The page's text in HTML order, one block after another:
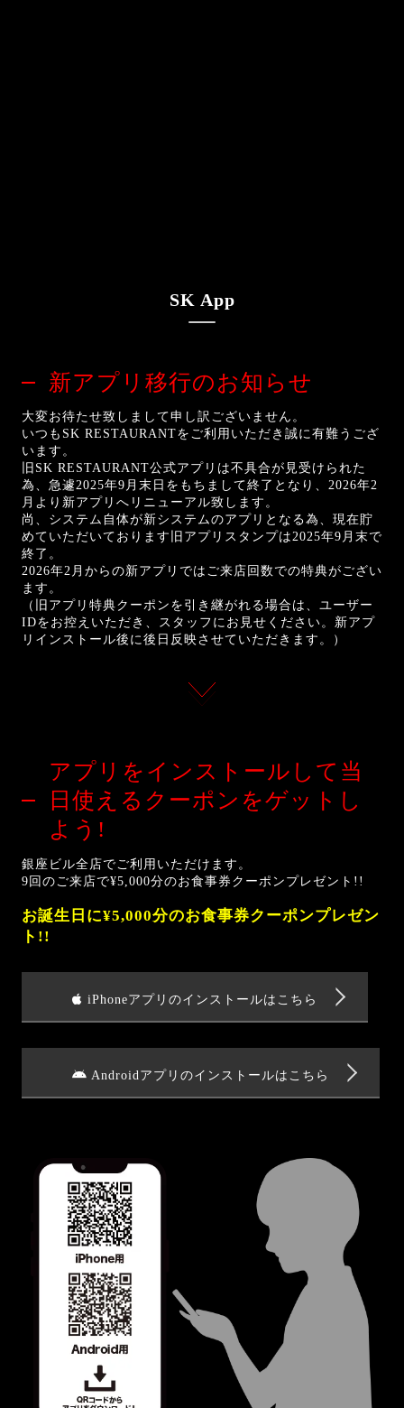
SK App
新アプリ移行のお知らせ
大変お待たせ致しまして申し訳ございません。
いつもSK RESTAURANTをご利用いただき誠に有難うござ
います。
旧SK RESTAURANT公式アプリは不具合が見受けられた
為、急遽2025年9月末日をもちまして終了となり、2026年2
月より新アプリへリニューアル致します。
尚、システム自体が新システムのアプリとなる為、現在貯
めていただいております旧アプリスタンプは2025年9月末で
終了。
2026年2月からの新アプリではご来店回数での特典がござい
ます。
（旧アプリ特典クーポンを引き継がれる場合は、ユーザー
IDをお控えいただき、スタッフにお見せください。新アプ
リインストール後に後日反映させていただきます。）
アプリをインストールして 当
日使えるクーポンをゲットし
よう!
銀座ビル全店でご利用いただけます。
9回のご来店で¥5,000分のお食事券クーポンプレゼント!!
お誕生日に¥5,000分のお食事券クーポンプレゼン
ト!!
iPhoneアプリのインストールはこちら
Androidアプリのインストールはこちら